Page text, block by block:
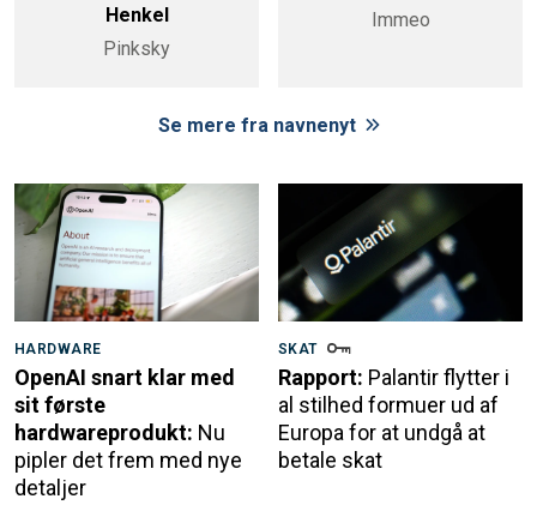
Henkel
Pinksky
Immeo
Se mere fra navnenyt
HARDWARE
OpenAI snart klar med
sit første
hardwareprodukt: Nu
pipler det frem med nye
detaljer
SKAT
Rapport: Palantir flytter i
al stilhed formuer ud af
Europa for at undgå at
betale skat